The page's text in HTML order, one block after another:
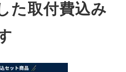
た取付費込み